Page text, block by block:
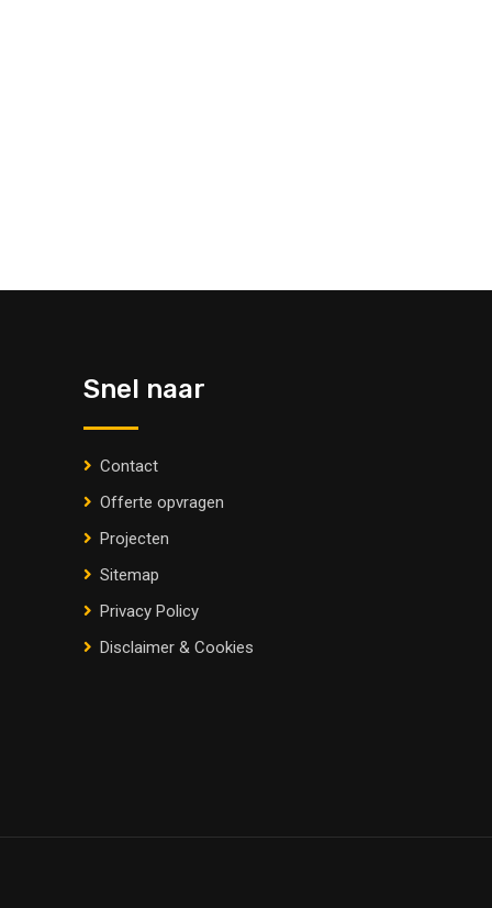
Snel naar
Contact
Offerte opvragen
Projecten
Sitemap
Privacy Policy
Disclaimer & Cookies